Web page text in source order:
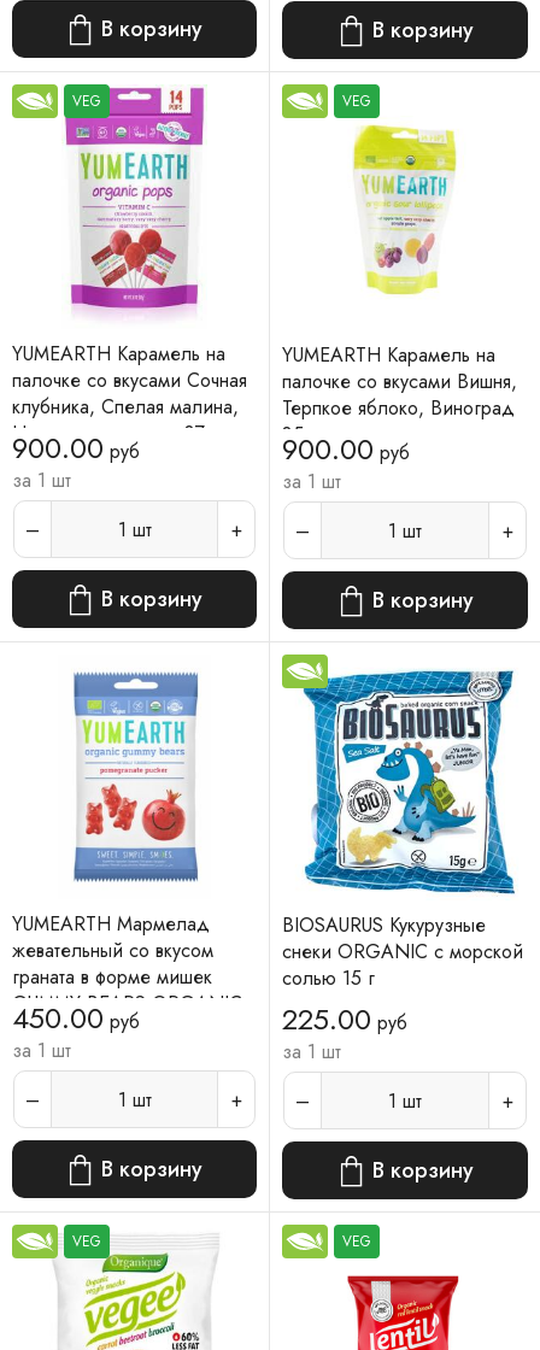
В корзину В корзину
VEG
YUMEARTH Карамель на
палочке со вкусами Сочная
клубника, Спелая малина,
Насыщенная вишня 87 г
900.00 руб
за 1 шт
1 шт
В корзину
VEG
YUMEARTH Карамель на
палочке со вкусами Вишня,
Терпкое яблоко, Виноград
85 г
900.00 руб
за 1 шт
1 шт
В корзину
YUMEARTH Мармелад
жевательный со вкусом
граната в форме мишек
GUMMY BEARS ORGANIC
50 г
450.00 руб
за 1 шт
1 шт
В корзину
BIOSAURUS Кукурузные
снеки ORGANIC с морской
солью 15 г
225.00 руб
за 1 шт
1 шт
В корзину
VEG VEG